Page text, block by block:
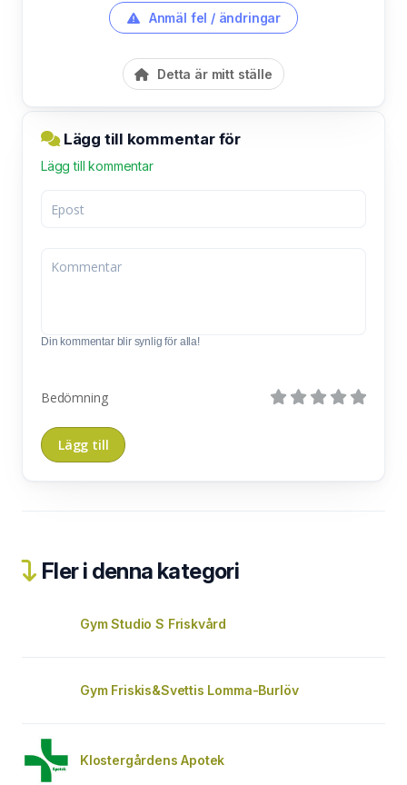
Anmäl fel / ändringar
Detta är mitt ställe
Lägg till kommentar för
Lägg till kommentar
Din kommentar blir synlig för alla!
Bedömning
Fler i denna kategori
Gym Studio S Friskvård
Gym Friskis&Svettis Lomma-Burlöv
Klostergårdens Apotek